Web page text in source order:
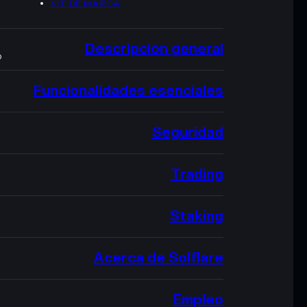
KIT DE MARCA
Descripción general
Funcionalidades esenciales
Seguridad
Trading
Staking
Acerca de Solflare
Empleo